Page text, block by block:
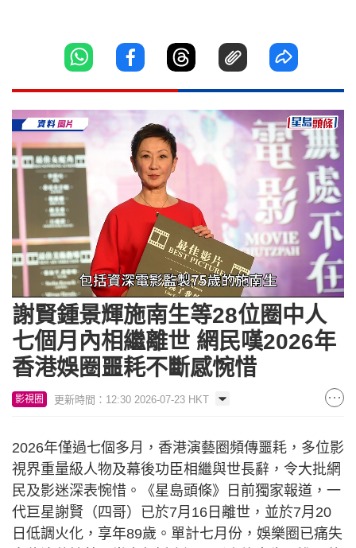
Unmute Loaded:
42.50%
謝賢鍾景輝施南生等28位圈中人
七個月內相繼離世 網民嘆2026年
香港娛圈噩耗不斷感惋惜
影視圈 更新時間：12:30 2026-07-23 HKT
2026年僅過七個多月，香港演藝圈頻傳噩耗，多位影
視界重量級人物及幕後功臣相繼與世長辭，令大批網
民及影迷深表惋惜。《星島頭條》日前獨家報道，一
代巨星謝賢（四哥）已於7月16日離世，並於7月20
日低調火化，享年89歲。單計七月份，娛樂圈已痛失